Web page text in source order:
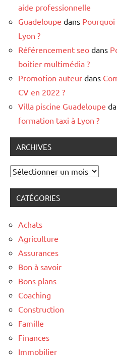
aide professionnelle
Guadeloupe dans
Lyon ?
Référencement seo dans
boitier multimédia ?
Promotion auteur dans
CV en 2022 ?
Villa piscine Guadeloupe
formation taxi à Lyon ?
ARCHIVES
Archives
CATÉGORIES
Achats
Agriculture
Assurances
Bon à savoir
Bons plans
Coaching
Construction
Famille
Finances
Immobilier